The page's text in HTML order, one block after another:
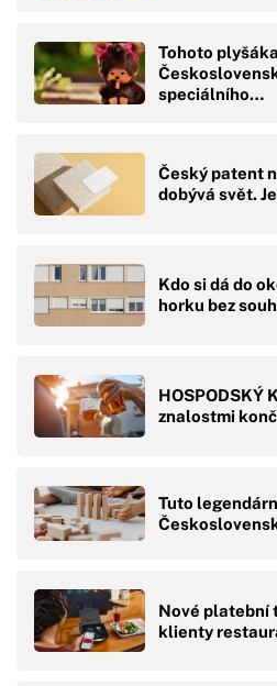
Tohoto
speciálního…
Český patent
dobývá svět.
Kdo si dá do
horku bez
HOSPODSKÝ
znalostmi
Tuto
Nové platební
klienty